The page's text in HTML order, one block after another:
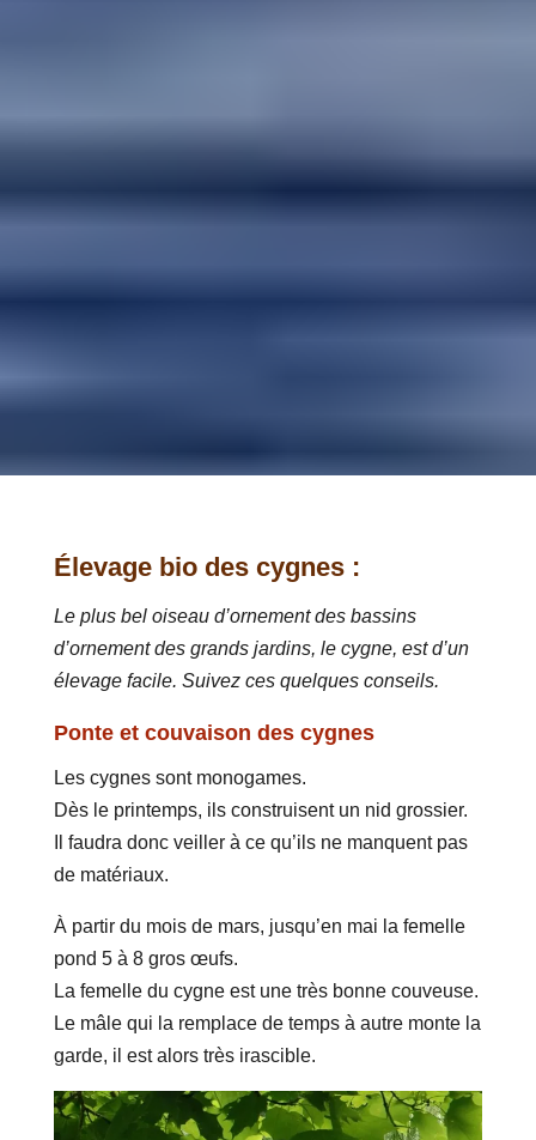
Élevage bio des cygnes :
Le plus bel oiseau d’ornement des bassins
d’ornement des grands jardins, le cygne, est d’un
élevage facile. Suivez ces quelques conseils.
Ponte et couvaison des cygnes
Les cygnes sont monogames.
Dès le printemps, ils construisent un nid grossier.
Il faudra donc veiller à ce qu’ils ne manquent pas
de matériaux.
À partir du mois de mars, jusqu’en mai la femelle
pond 5 à 8 gros œufs.
La femelle du cygne est une très bonne couveuse.
Le mâle qui la remplace de temps à autre monte la
garde, il est alors très irascible.